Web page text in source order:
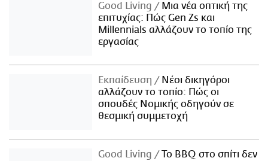
Good Living
Μια νέα οπτική της
επιτυχίας: Πώς Gen Zs και
Millennials αλλάζουν το τοπίο της
εργασίας
Εκπαίδευση
Νέοι δικηγόροι
αλλάζουν το τοπίο: Πώς οι
σπουδές Νομικής οδηγούν σε
θεσμική συμμετοχή
Good Living
Το BBQ στο σπίτι δεν